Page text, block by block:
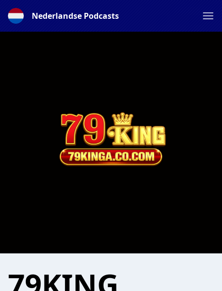
Nederlandse Podcasts